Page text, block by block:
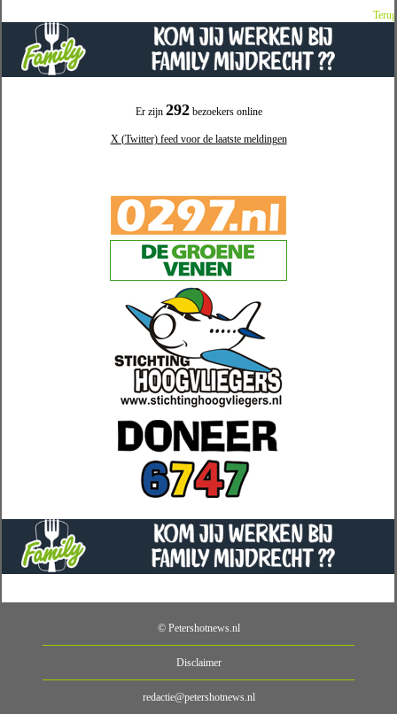
Er zijn 292bezoekers online
X (Twitter) feed voor de laatste meldingen
Terug
© Petershotnews.nl
Disclaimer
redactie@petershotnews.nl